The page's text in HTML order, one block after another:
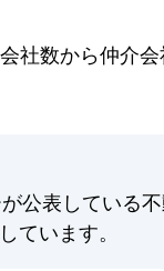
社数から仲介
公表している
ています。